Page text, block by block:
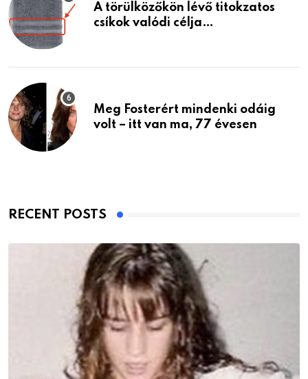
A törülközőkön lévő titokzatos
csíkok valódi célja…
Meg Fosterért mindenki odáig
volt – itt van ma, 77 évesen
RECENT POSTS